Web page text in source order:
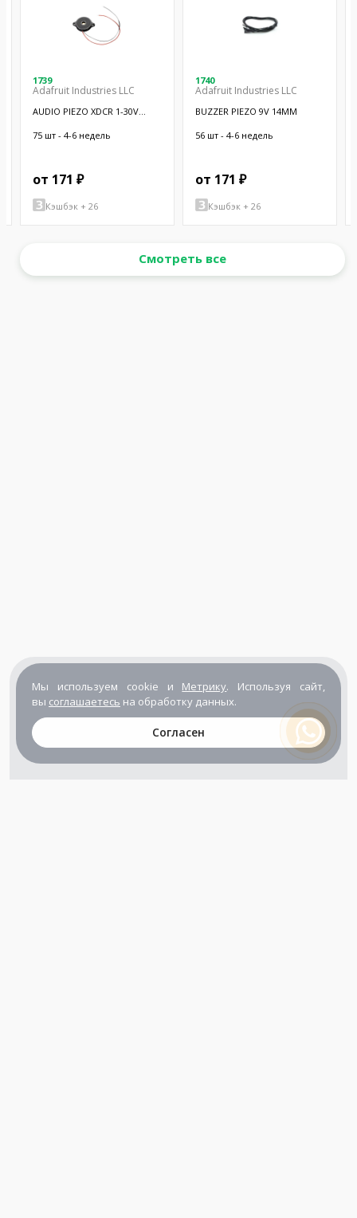
1739
Adafruit Industries LLC
AUDIO PIEZO XDCR 1-30V
75 шт - 4-6 недель
от 171 ₽
Кэшбэк + 26
1740
Adafruit Industries LLC
BUZZER PIEZO 9V 14MM
56 шт - 4-6 недель
от 171 ₽
Кэшбэк + 26
Смотреть все
Мы используем cookie и Метрику. Используя сайт,
вы соглашаетесь на обработку данных.
Согласен